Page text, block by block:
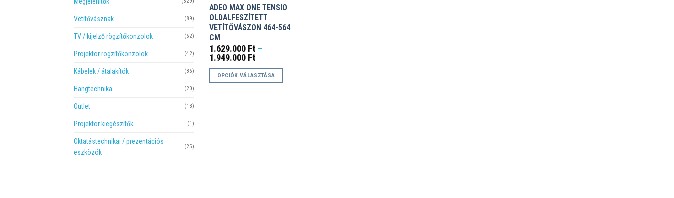
Vetítővásznak (89)
TV / kijelző rögzítőkonzolok (62)
Projektor rögzítőkonzolok (42)
Kábelek / átalakítók (86)
Hangtechnika (20)
Outlet (13)
Projektor kiegészítők (1)
Oktatástechnikai / prezentációs
eszközök
(25)
ADEO MAX ONE TENSIO
OLDALFESZÍTETT
VETÍTŐVÁSZON 464-564
CM
1.629.000 Ft –
1.949.000 FtÁrtartomány:
1.629.000 Ft
-
1.949.000 Ft
OPCIÓK VÁLASZTÁSA